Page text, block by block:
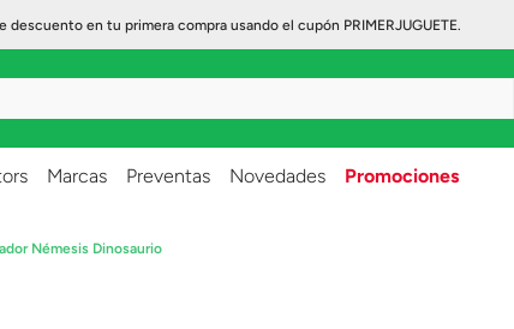
descuento en tu primera compra usando el cupón PRIMERJUGUETE.
Marcas Preventas Novedades Promociones
Némesis Dinosaurio